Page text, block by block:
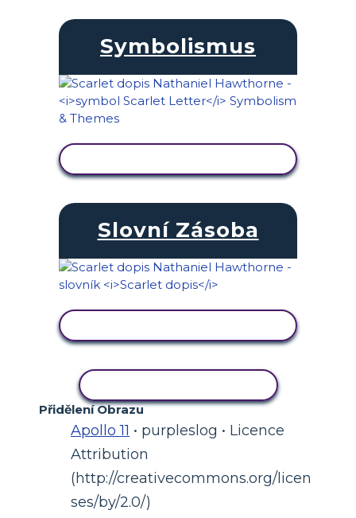
Symbolismus
Slovní Zásoba
Přidělení Obrazu
Apollo 11 • purpleslog • Licence
Attribution
(http://creativecommons.org/licen
ses/by/2.0/)